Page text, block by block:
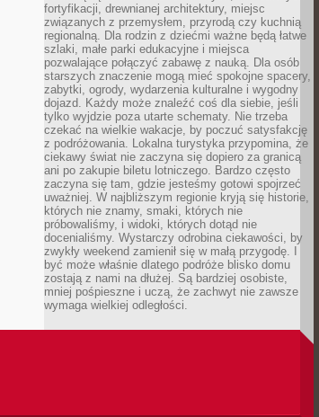
fortyfikacji, drewnianej architektury, miejsc
związanych z przemysłem, przyrodą czy kuchnią
regionalną. Dla rodzin z dziećmi ważne będą łatwe
szlaki, małe parki edukacyjne i miejsca
pozwalające połączyć zabawę z nauką. Dla osób
starszych znaczenie mogą mieć spokojne spacery,
zabytki, ogrody, wydarzenia kulturalne i wygodny
dojazd. Każdy może znaleźć coś dla siebie, jeśli
tylko wyjdzie poza utarte schematy. Nie trzeba
czekać na wielkie wakacje, by poczuć satysfakcję
z podróżowania. Lokalna turystyka przypomina, że
ciekawy świat nie zaczyna się dopiero za granicą
ani po zakupie biletu lotniczego. Bardzo często
zaczyna się tam, gdzie jesteśmy gotowi spojrzeć
uważniej. W najbliższym regionie kryją się historie,
których nie znamy, smaki, których nie
próbowaliśmy, i widoki, których dotąd nie
docenialiśmy. Wystarczy odrobina ciekawości, by
zwykły weekend zamienił się w małą przygodę. I
być może właśnie dlatego podróże blisko domu
zostają z nami na dłużej. Są bardziej osobiste,
mniej pośpieszne i uczą, że zachwyt nie zawsze
wymaga wielkiej odległości.